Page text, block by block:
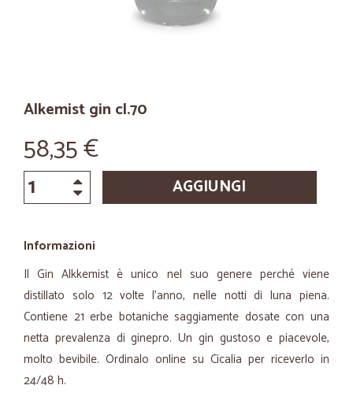
Alkemist gin cl.70
58,35 €
AGGIUNGI
Informazioni
Il Gin Alkkemist è unico nel suo genere perché viene
distillato solo 12 volte l'anno, nelle notti di luna piena.
Contiene 21 erbe botaniche saggiamente dosate con una
netta prevalenza di ginepro. Un gin gustoso e piacevole,
molto bevibile. Ordinalo online su Cicalia per riceverlo in
24/48 h.